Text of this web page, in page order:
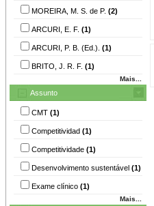
MOREIRA, M. S. de P. (2)
ARCURI, E. F. (1)
ARCURI, P. B. (Ed.). (1)
BRITO, J. R. F. (1)
Mais...
Assunto
CMT (1)
Competitividad (1)
Competitividade (1)
Desenvolvimento sustentável (1)
Exame clínico (1)
Mais...